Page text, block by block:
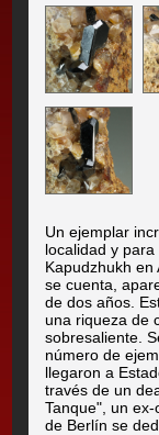
Un ejemplar
localidad y
Kapudzhukh en
se cuenta,
de dos años.
una riqueza de
sobresaliente.
número de
llegaron a
través de un
Tanque", un
de Berlín se